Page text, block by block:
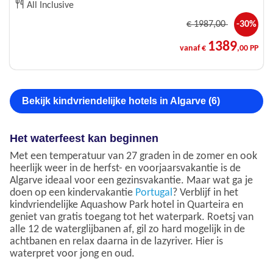
All Inclusive
€1987,00 -30%
vanaf € 1389,00 PP
Bekijk kindvriendelijke hotels in Algarve (6)
Het waterfeest kan beginnen
Met een temperatuur van 27 graden in de zomer en ook
heerlijk weer in de herfst- en voorjaarsvakantie is de
Algarve ideaal voor een gezinsvakantie. Maar wat ga je
doen op een kindervakantie Portugal? Verblijf in het
kindvriendelijke Aquashow Park hotel in Quarteira en
geniet van gratis toegang tot het waterpark. Roetsj van
alle 12 de waterglijbanen af, gil zo hard mogelijk in de
achtbanen en relax daarna in de lazyriver. Hier is
waterpret voor jong en oud.